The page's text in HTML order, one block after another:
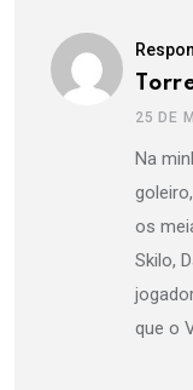
25 DE
Na
os
Skilo,
que o